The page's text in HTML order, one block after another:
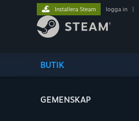
BUTIK
GEMENSKAP
Installera Steam logga in